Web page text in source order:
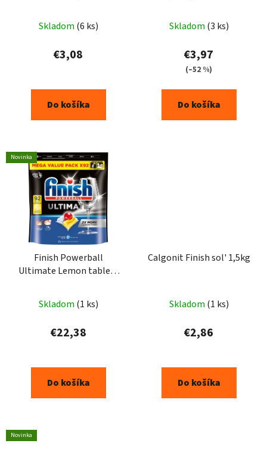
Skladom (6 ks)
€3,08
Do košíka
Skladom (3 ks)
€3,97
(–52 %)
Do košíka
Novinka
Finish Powerball
Ultimate Lemon tablety
Skladom (1 ks)
€22,38
Do košíka
Calgonit Finish sol' 1,5kg
Skladom (1 ks)
€2,86
Do košíka
Novinka